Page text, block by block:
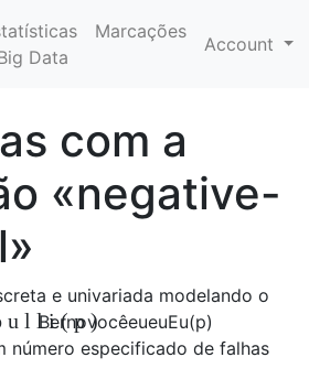
Data
Marcações
Account
com a
«negative-
e univariada modelando o
u l li(p)
BernovocêeueuEu(p)
número especificado de falhas